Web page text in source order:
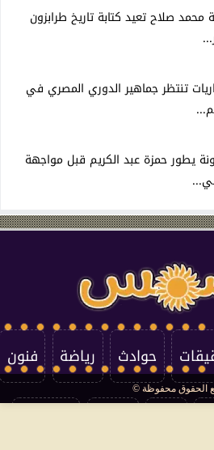
صلاح تعيد كتابة تاريخ طرابزون
تنتظر جماهير الدوري المصري في
يطور حمزة عبد الكريم قبل مواجهة
حوادث رياضة فنون
الحقوق محفوظة ©